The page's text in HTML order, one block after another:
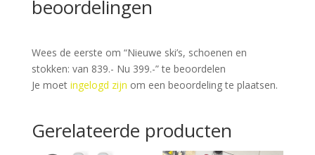
beoordelingen
Wees de eerste om “Nieuwe ski’s, schoenen en
stokken: van 839.- Nu 399.-” te beoordelen
Je moet ingelogd zijn om een beoordeling te plaatsen.
Gerelateerde producten